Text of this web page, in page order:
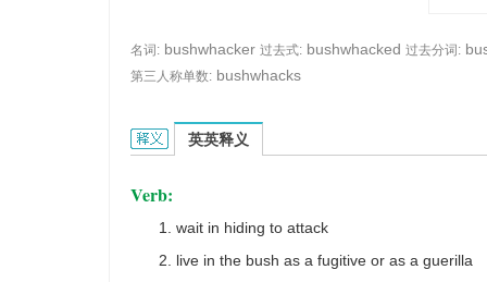
名词: bushwhacker 过去式: bushwhacked 过去分词:
第三人称单数: bushwhacks
bushwhack的英文翻译是什么意思，词典释义与在
英英释义
Verb:
wait in hiding to attack
live in the bush as a fugitive or as a guerilla